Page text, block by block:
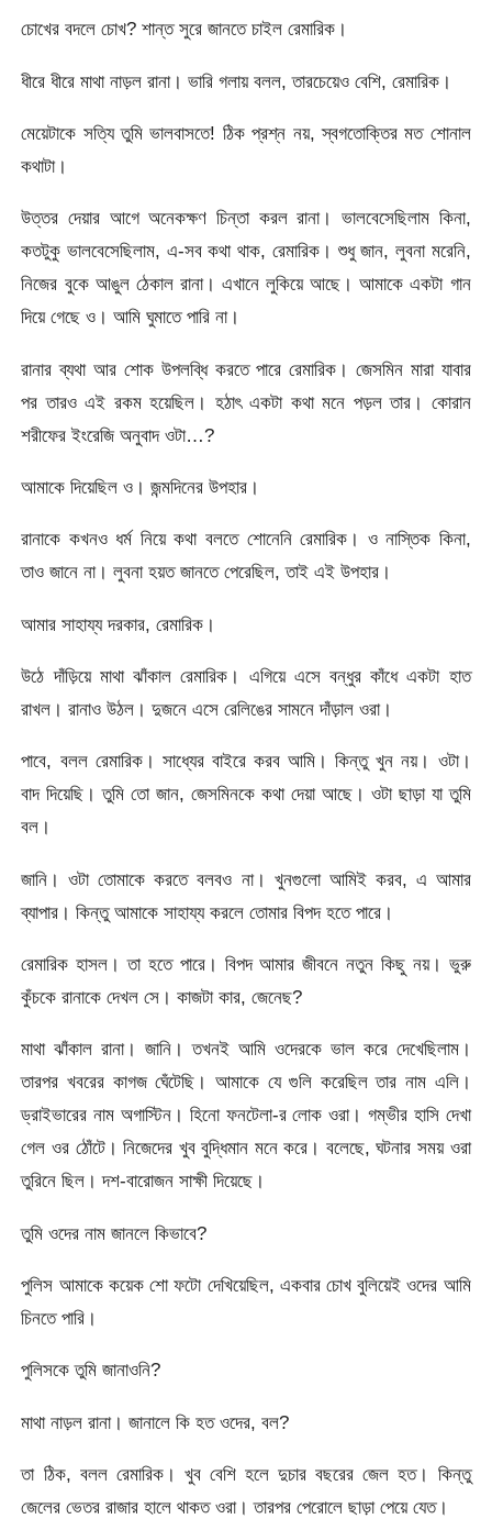
চোখের বদলে চোখ? শান্ত সুরে জানতে চাইল রেমারিক।
ধীরে ধীরে মাথা নাড়ল রানা। ভারি গলায় বলল, তারচেয়েও বেশি, রেমারিক।
মেয়েটাকে সত্যি তুমি ভালবাসতে! ঠিক প্রশ্ন নয়, স্বগতোক্তির মত শোনাল
কথাটা।
উত্তর দেয়ার আগে অনেকক্ষণ চিন্তা করল রানা। ভালবেসেছিলাম কিনা,
কতটুকু ভালবেসেছিলাম, এ-সব কথা থাক, রেমারিক। শুধু জান, লুবনা মরেনি,
নিজের বুকে আঙুল ঠেকাল রানা। এখানে লুকিয়ে আছে। আমাকে একটা গান
দিয়ে গেছে ও। আমি ঘুমাতে পারি না।
রানার ব্যথা আর শোক উপলব্ধি করতে পারে রেমারিক। জেসমিন মারা যাবার
পর তারও এই রকম হয়েছিল। হঠাৎ একটা কথা মনে পড়ল তার। কোরান
শরীফের ইংরেজি অনুবাদ ওটা…?
আমাকে দিয়েছিল ও। জন্মদিনের উপহার।
রানাকে কখনও ধর্ম নিয়ে কথা বলতে শোনেনি রেমারিক। ও নাস্তিক কিনা,
তাও জানে না। লুবনা হয়ত জানতে পেরেছিল, তাই এই উপহার।
আমার সাহায্য দরকার, রেমারিক।
উঠে দাঁড়িয়ে মাথা ঝাঁকাল রেমারিক। এগিয়ে এসে বন্ধুর কাঁধে একটা হাত
রাখল। রানাও উঠল। দুজনে এসে রেলিঙের সামনে দাঁড়াল ওরা।
পাবে, বলল রেমারিক। সাধ্যের বাইরে করব আমি। কিন্তু খুন নয়। ওটা।
বাদ দিয়েছি। তুমি তো জান, জেসমিনকে কথা দেয়া আছে। ওটা ছাড়া যা তুমি
বল।
জানি। ওটা তোমাকে করতে বলবও না। খুনগুলো আমিই করব, এ আমার
ব্যাপার। কিন্তু আমাকে সাহায্য করলে তোমার বিপদ হতে পারে।
রেমারিক হাসল। তা হতে পারে। বিপদ আমার জীবনে নতুন কিছু নয়। ভুরু
কুঁচকে রানাকে দেখল সে। কাজটা কার, জেনেছ?
মাথা ঝাঁকাল রানা। জানি। তখনই আমি ওদেরকে ভাল করে দেখেছিলাম।
তারপর খবরের কাগজ ঘেঁটেছি। আমাকে যে গুলি করেছিল তার নাম এলি।
ড্রাইভারের নাম অগাস্টিন। হিনো ফনটেলা-র লোক ওরা। গম্ভীর হাসি দেখা
গেল ওর ঠোঁটে। নিজেদের খুব বুদ্ধিমান মনে করে। বলেছে, ঘটনার সময় ওরা
তুরিনে ছিল। দশ-বারোজন সাক্ষী দিয়েছে।
তুমি ওদের নাম জানলে কিভাবে?
পুলিস আমাকে কয়েক শো ফটো দেখিয়েছিল, একবার চোখ বুলিয়েই ওদের আমি
চিনতে পারি।
পুলিসকে তুমি জানাওনি?
মাথা নাড়ল রানা। জানালে কি হত ওদের, বল?
তা ঠিক, বলল রেমারিক। খুব বেশি হলে দুচার বছরের জেল হত। কিন্তু
জেলের ভেতর রাজার হালে থাকত ওরা। তারপর পেরোলে ছাড়া পেয়ে যেত।